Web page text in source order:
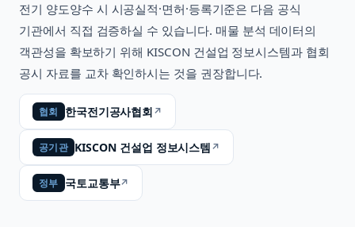
전기 양도양수 시 시공실적·면허·등록기준은 다음 공식
기관에서 직접 검증하실 수 있습니다. 매물 분석 데이터의
객관성을 확보하기 위해 KISCON 건설업 정보시스템과 협회
공시 자료를 교차 확인하시는 것을 권장합니다.
협회 한국전기공사협회↗
공기관 KISCON 건설업 정보시스템↗
정부 국토교통부↗